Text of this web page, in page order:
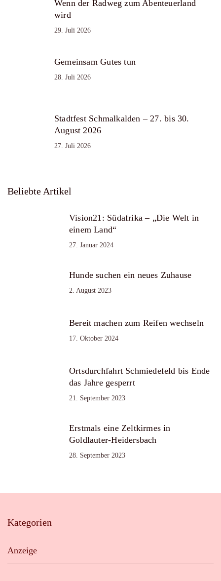
Wenn der Radweg zum Abenteuerland
wird
29. Juli 2026
Gemeinsam Gutes tun
28. Juli 2026
Stadtfest Schmalkalden – 27. bis 30.
August 2026
27. Juli 2026
Beliebte Artikel
Vision21: Südafrika – „Die Welt in
einem Land“
27. Januar 2024
Hunde suchen ein neues Zuhause
2. August 2023
Bereit machen zum Reifen wechseln
17. Oktober 2024
Ortsdurchfahrt Schmiedefeld bis Ende
das Jahre gesperrt
21. September 2023
Erstmals eine Zeltkirmes in
Goldlauter-Heidersbach
28. September 2023
Kategorien
Anzeige